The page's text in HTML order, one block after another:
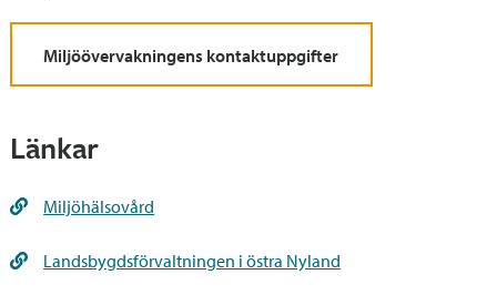
Miljöövervakningens kontaktuppgifter
Länkar
Miljöhälsovård
Landsbygdsförvaltningen i östra Nyland